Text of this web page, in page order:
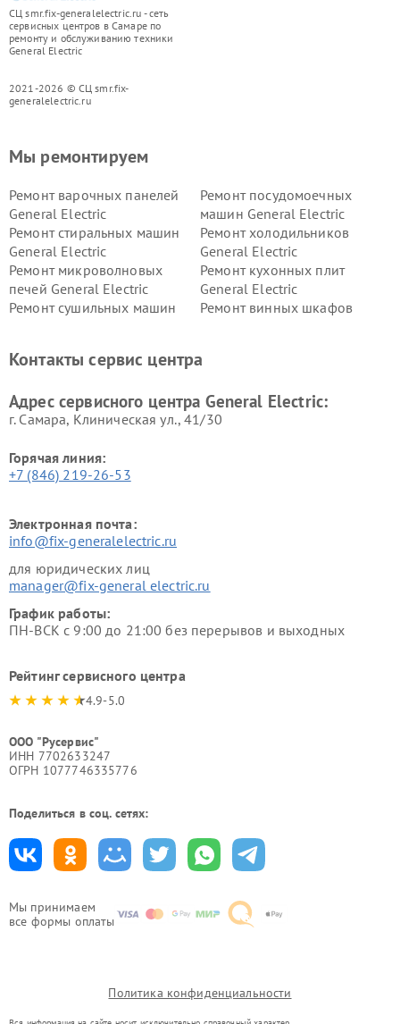
СЦ smr.fix-generalelectric.ru - сеть
сервисных центров в Самаре по
ремонту и обслуживанию техники
General Electric
2021-2026 © СЦ smr.fix-
generalelectric.ru
Мы принимаем
все формы оплаты
Мы ремонтируем
Ремонт варочных панелей
General Electric
Ремонт посудомоечных
машин General Electric
Ремонт стиральных машин
General Electric
Ремонт холодильников
General Electric
Ремонт микроволновых
печей General Electric
Ремонт кухонных плит
General Electric
Ремонт сушильных машин
Ремонт винных шкафов
Electric
General Electric
Контакты сервис центра
Адрес сервисного центра General Electric:
г. Самара, Клиническая ул., 41/30
Горячая линия:
+7 (846) 219-26-53
Электронная почта:
info@fix-generalelectric.ru
для юридических лиц
manager@fix-general electric.ru
График работы:
ПН-ВСК с 9:00 до 21:00 без перерывов и выходных
Рейтинг сервисного центра
4.9-5.0
ООО "Русервис"
ИНН 7702633247
ОГРН 1077746335776
Поделиться в соц. сетях:
Политика конфиденциальности